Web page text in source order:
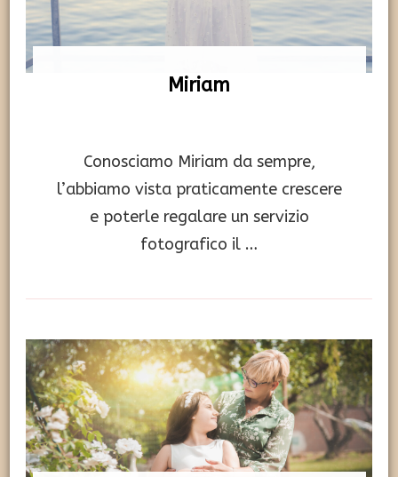
Miriam
Conosciamo Miriam da sempre,
l’abbiamo vista praticamente crescere
e poterle regalare un servizio
fotografico il …